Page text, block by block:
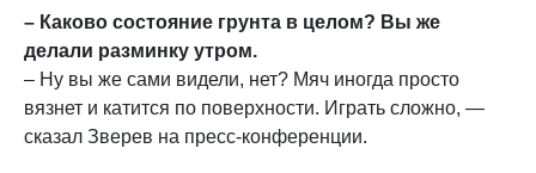
– Каково состояние грунта в целом? Вы же
делали разминку утром.
– Ну вы же сами видели, нет? Мяч иногда просто
вязнет и катится по поверхности. Играть сложно, —
сказал Зверев на пресс-конференции.